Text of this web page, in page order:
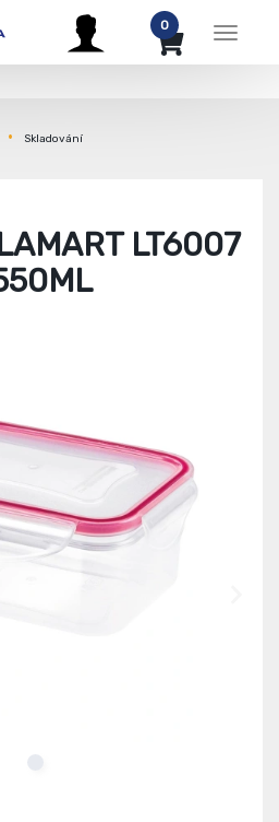
Menu
0
Skladování
LT6007